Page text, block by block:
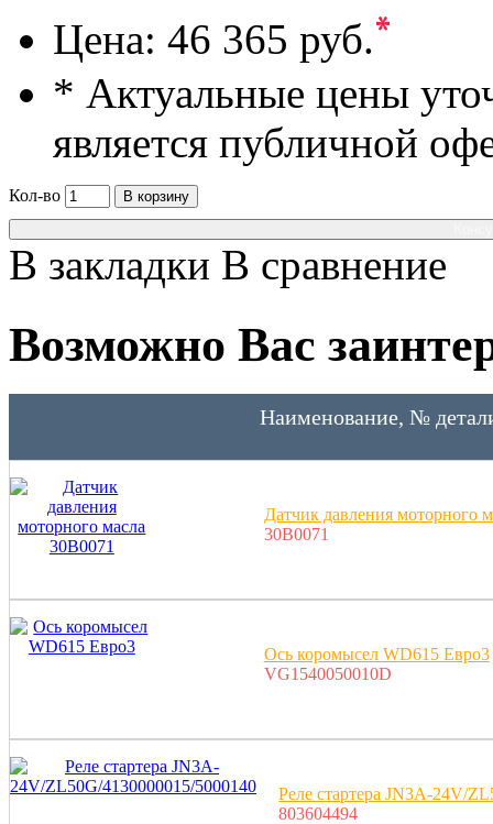
Цена: 46 365 руб.*
* Актуальные цены
является публичной
Кол-во
В корзину
В закладки В сравнение
Возможно Вас
Наименование, №
Датчик давления моторного
30B0071
Ось коромысел WD615 Eвро3
VG1540050010D
Реле стартера JN3A-24V/
803604494